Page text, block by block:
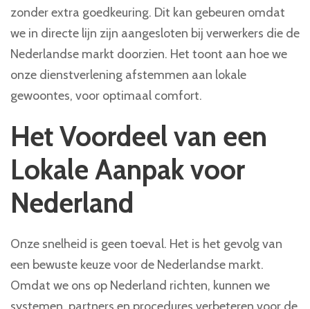
zonder extra goedkeuring. Dit kan gebeuren omdat
we in directe lijn zijn aangesloten bij verwerkers die de
Nederlandse markt doorzien. Het toont aan hoe we
onze dienstverlening afstemmen aan lokale
gewoontes, voor optimaal comfort.
Het Voordeel van een
Lokale Aanpak voor
Nederland
Onze snelheid is geen toeval. Het is het gevolg van
een bewuste keuze voor de Nederlandse markt.
Omdat we ons op Nederland richten, kunnen we